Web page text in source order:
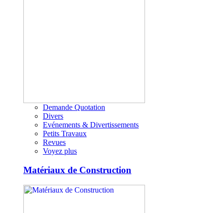
Demande Quotation
Divers
Evénements & Divertissements
Petits Travaux
Revues
Voyez plus
Matériaux de Construction